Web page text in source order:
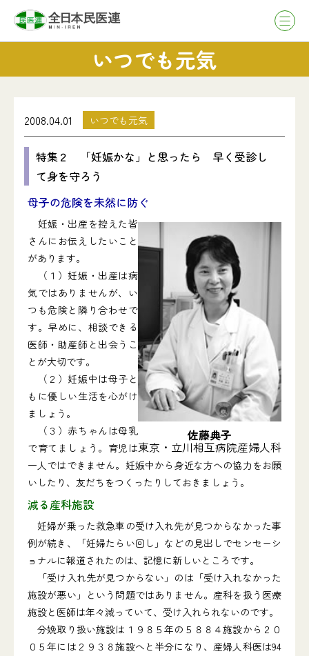
いつでも元気
2008.04.01 いつでも元気
特集２ 「妊娠かな」と思ったら 早く受診し
て身を守ろう
母子の危険を未然に防ぐ
佐藤典子
東京・立川相互病院産婦人科
妊娠・出産を控えた皆
さんにお伝えしたいこと
があります。
（１）妊娠・出産は病
気ではありませんが、い
つも危険と隣り合わせで
す。早めに、相談できる
医師・助産師と出会うこ
とが大切です。
（２）妊娠中は母子と
もに優しい生活を心がけ
ましょう。
（３）赤ちゃんは母乳
で育てましょう。育児は
一人ではできません。妊娠中から身近な方への協力をお願
いしたり、友だちをつくったりしておきましょう。
減る産科施設
妊婦が乗った救急車の受け入れ先が見つからなかった事
例が続き、「妊婦たらい回し」などの見出しでセンセーシ
ョナルに報道されたのは、記憶に新しいところです。
「受け入れ先が見つからない」のは「受け入れなかった
施設が悪い」という問題ではありません。産科を扱う医療
施設と医師は年々減っていて、受け入れられないのです。
分娩取り扱い施設は１９８５年の５８８４施設から２０
０５年には２９３８施設へと半分になり、産婦人科医は94